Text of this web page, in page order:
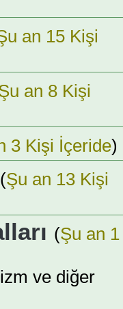
an 15 Kişi
an 8 Kişi
3 Kişi İçeride)
(Şu an 13 Kişi
(Şu an 1
ve diğer